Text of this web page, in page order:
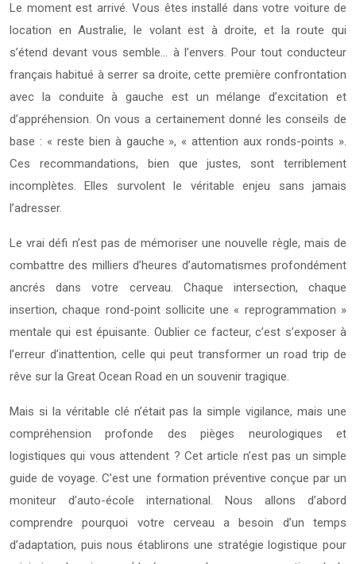
Le moment est arrivé. Vous êtes installé dans votre voiture de
location en Australie, le volant est à droite, et la route qui
s’étend devant vous semble… à l’envers. Pour tout conducteur
français habitué à serrer sa droite, cette première confrontation
avec la conduite à gauche est un mélange d’excitation et
d’appréhension. On vous a certainement donné les conseils de
base : « reste bien à gauche », « attention aux ronds-points ».
Ces recommandations, bien que justes, sont terriblement
incomplètes. Elles survolent le véritable enjeu sans jamais
l’adresser.
Le vrai défi n’est pas de mémoriser une nouvelle règle, mais de
combattre des milliers d’heures d’automatismes profondément
ancrés dans votre cerveau. Chaque intersection, chaque
insertion, chaque rond-point sollicite une « reprogrammation »
mentale qui est épuisante. Oublier ce facteur, c’est s’exposer à
l’erreur d’inattention, celle qui peut transformer un road trip de
rêve sur la Great Ocean Road en un souvenir tragique.
Mais si la véritable clé n’était pas la simple vigilance, mais une
compréhension profonde des pièges neurologiques et
logistiques qui vous attendent ? Cet article n’est pas un simple
guide de voyage. C’est une formation préventive conçue par un
moniteur d’auto-école international. Nous allons d’abord
comprendre pourquoi votre cerveau a besoin d’un temps
d’adaptation, puis nous établirons une stratégie logistique pour